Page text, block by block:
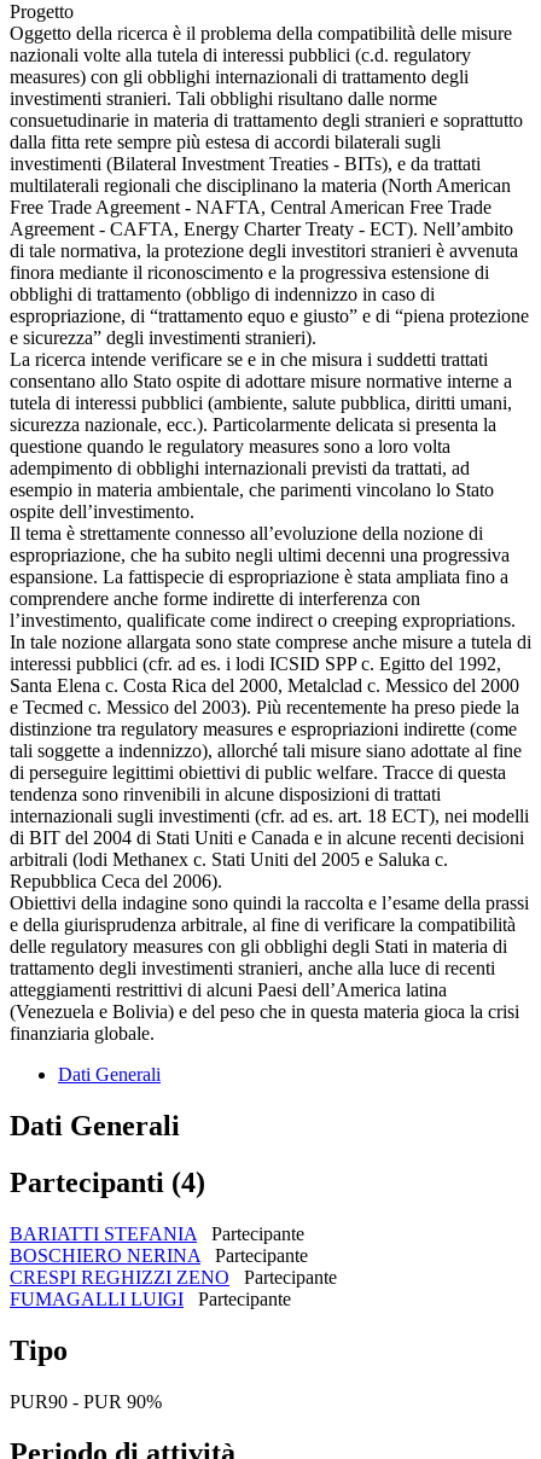
Progetto
Oggetto della ricerca è il problema della compatibilità delle misure
nazionali volte alla tutela di interessi pubblici (c.d. regulatory
measures) con gli obblighi internazionali di trattamento degli
investimenti stranieri. Tali obblighi risultano dalle norme
consuetudinarie in materia di trattamento degli stranieri e soprattutto
dalla fitta rete sempre più estesa di accordi bilaterali sugli
investimenti (Bilateral Investment Treaties - BITs), e da trattati
multilaterali regionali che disciplinano la materia (North American
Free Trade Agreement - NAFTA, Central American Free Trade
Agreement - CAFTA, Energy Charter Treaty - ECT). Nell’ambito
di tale normativa, la protezione degli investitori stranieri è avvenuta
finora mediante il riconoscimento e la progressiva estensione di
obblighi di trattamento (obbligo di indennizzo in caso di
espropriazione, di “trattamento equo e giusto” e di “piena protezione
e sicurezza” degli investimenti stranieri).
La ricerca intende verificare se e in che misura i suddetti trattati
consentano allo Stato ospite di adottare misure normative interne a
tutela di interessi pubblici (ambiente, salute pubblica, diritti umani,
sicurezza nazionale, ecc.). Particolarmente delicata si presenta la
questione quando le regulatory measures sono a loro volta
adempimento di obblighi internazionali previsti da trattati, ad
esempio in materia ambientale, che parimenti vincolano lo Stato
ospite dell’investimento.
Il tema è strettamente connesso all’evoluzione della nozione di
espropriazione, che ha subito negli ultimi decenni una progressiva
espansione. La fattispecie di espropriazione è stata ampliata fino a
comprendere anche forme indirette di interferenza con
l’investimento, qualificate come indirect o creeping expropriations.
In tale nozione allargata sono state comprese anche misure a tutela di
interessi pubblici (cfr. ad es. i lodi ICSID SPP c. Egitto del 1992,
Santa Elena c. Costa Rica del 2000, Metalclad c. Messico del 2000
e Tecmed c. Messico del 2003). Più recentemente ha preso piede la
distinzione tra regulatory measures e espropriazioni indirette (come
tali soggette a indennizzo), allorché tali misure siano adottate al fine
di perseguire legittimi obiettivi di public welfare. Tracce di questa
tendenza sono rinvenibili in alcune disposizioni di trattati
internazionali sugli investimenti (cfr. ad es. art. 18 ECT), nei modelli
di BIT del 2004 di Stati Uniti e Canada e in alcune recenti decisioni
arbitrali (lodi Methanex c. Stati Uniti del 2005 e Saluka c.
Repubblica Ceca del 2006).
Obiettivi della indagine sono quindi la raccolta e l’esame della prassi
e della giurisprudenza arbitrale, al fine di verificare la compatibilità
delle regulatory measures con gli obblighi degli Stati in materia di
trattamento degli investimenti stranieri, anche alla luce di recenti
atteggiamenti restrittivi di alcuni Paesi dell’America latina
(Venezuela e Bolivia) e del peso che in questa materia gioca la crisi
finanziaria globale.
Dati Generali
Dati Generali
Partecipanti (4)
BARIATTI STEFANIA
Partecipante
BOSCHIERO NERINA
Partecipante
CRESPI REGHIZZI ZENO
Partecipante
FUMAGALLI LUIGI
Partecipante
Tipo
PUR90 - PUR 90%